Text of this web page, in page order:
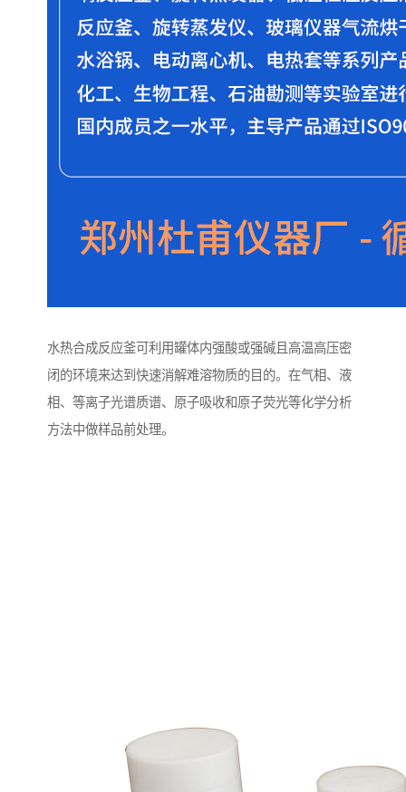
水热合成反应釜可利用罐体内强酸或强碱且高温高压密
闭的环境来达到快速消解难溶物质的目的。在气相、液
相、等离子光谱质谱、原子吸收和原子荧光等化学分析
方法中做样品前处理。